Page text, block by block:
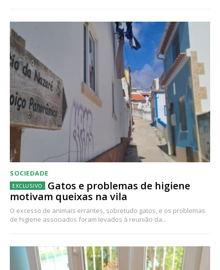
SOCIEDADE
Gatos e problemas de higiene
motivam queixas na vila
O excesso de animais errantes, sobretudo gatos, e os problemas
de higiene associados foram levados à reunião da...